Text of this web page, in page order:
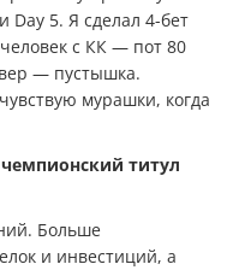
Day 5. Я сделал 4-бет
с КК — пот 80
— пустышка.
мурашки, когда
титул
Больше
и инвестиций, а